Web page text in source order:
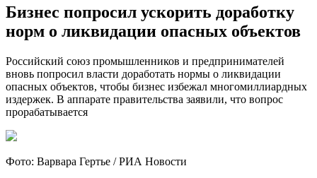
Бизнес попросил ускорить доработку
норм о ликвидации опасных объектов
Российский союз промышленников и предпринимателей
вновь попросил власти доработать нормы о ликвидации
опасных объектов, чтобы бизнес избежал многомиллиардных
издержек. В аппарате правительства заявили, что вопрос
прорабатывается
Фото: Варвара Гертье / РИА Новости